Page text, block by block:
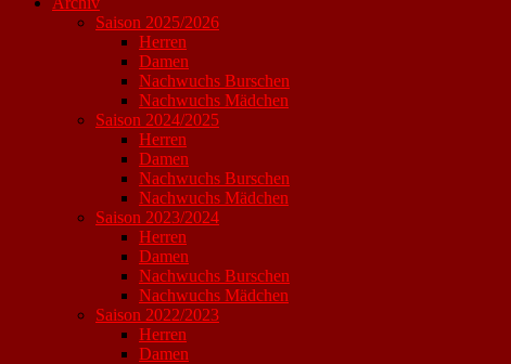
Saison 2025/2026
Herren
Damen
Nachwuchs Burschen
Nachwuchs Mädchen
Saison 2024/2025
Herren
Damen
Nachwuchs Burschen
Nachwuchs Mädchen
Saison 2023/2024
Herren
Damen
Nachwuchs Burschen
Nachwuchs Mädchen
Saison 2022/2023
Herren
Damen